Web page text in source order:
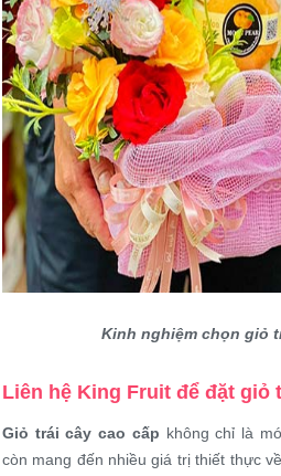
Kinh nghiệm chọn giỏ
Liên hệ King Fruit để đặt giỏ
Giỏ trái cây cao cấp không chỉ là
còn mang đến nhiều giá trị thiết thực